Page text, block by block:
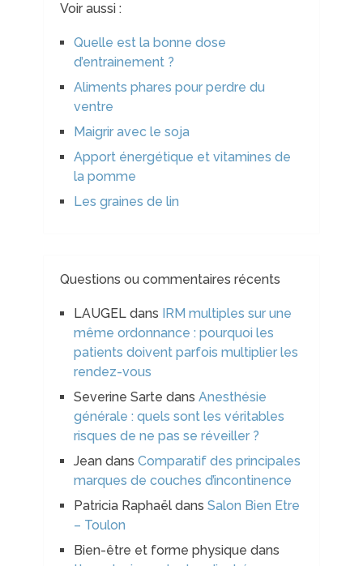
Voir aussi :
Quelle est la bonne dose
d’entrainement ?
Aliments phares pour perdre du
ventre
Maigrir avec le soja
Apport énergétique et vitamines de
la pomme
Les graines de lin
Questions ou commentaires récents
LAUGELdans
IRM multiples sur une
même ordonnance : pourquoi les
patients doivent parfois multiplier les
rendez-vous
Severine Sarte dans Anesthésie
générale : quels sont les véritables
risques de ne pas se réveiller ?
Jeandans Comparatif des principales
marques de couches d’incontinence
Patricia Raphaëldans Salon Bien Etre
– Toulon
Bien-être et forme physique dans